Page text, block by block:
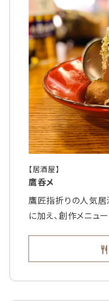
【居酒屋】
鷹呑メ
鷹匠指折りの人気居
に加え、創作メニ